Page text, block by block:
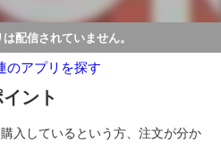
配信されていません。
のアプリを探す
ント
入しているという方、注文が分か